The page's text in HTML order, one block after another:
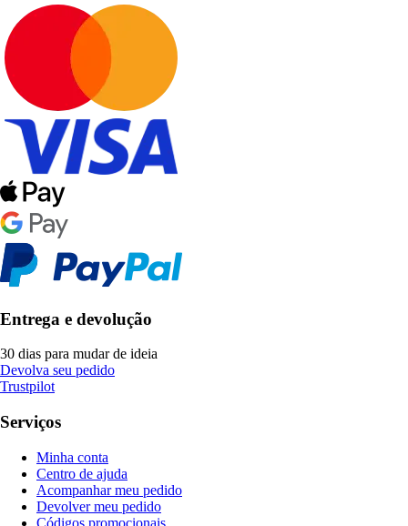
Entrega e devolução
30 dias para mudar de ideia
Devolva seu pedido
Trustpilot
Serviços
Minha conta
Centro de ajuda
Acompanhar meu pedido
Devolver meu pedido
Códigos promocionais